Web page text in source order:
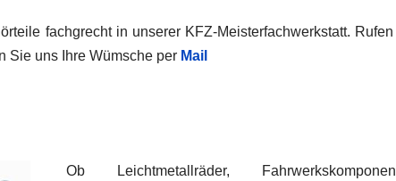
fachgrecht in unserer KFZ-Meisterfachwerkstatt.
Sie uns Ihre Wümsche per Mail
Ob Leichtmetallräder,